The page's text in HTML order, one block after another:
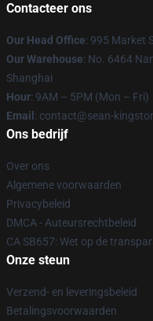
Contacteer ons
Our Head Office: 995 Market
Our Warehouse: No. 6464
Shanghai
Hour: 9AM – 5PM (Mon – Fri)
Email : contact@sean-
Ons bedrijf
Over ons
Algemene voorwaarden
Privacybeleid
DMCA - Auteursrechtbeleid
CA SB657: Wet op de
Onze steun
Verzend- en leveringsbeleid
Betalingsvoorwaarden